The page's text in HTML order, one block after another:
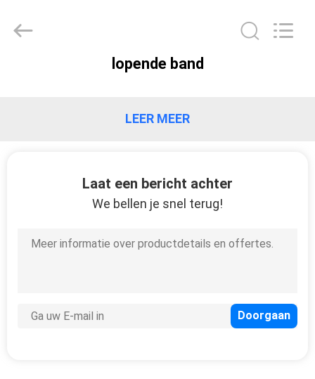
FABRIEKSREIS
CONTACTEER
Ltd..
lopende band
LEER MEER
Laat een bericht achter
We bellen je snel terug!